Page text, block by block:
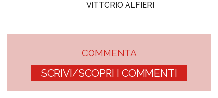
VITTORIO ALFIERI
COMMENTA
SCRIVI/SCOPRI I COMMENTI